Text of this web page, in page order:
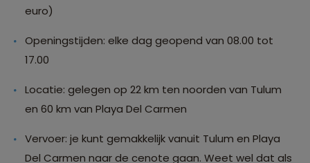
euro)
Openingstijden: elke dag geopend van 08.00 tot
17.00
Locatie: gelegen op 22 km ten noorden van Tulum
en 60 km van Playa Del Carmen
Vervoer: je kunt gemakkelijk vanuit Tulum en Playa
Del Carmen naar de cenote gaan. Weet wel dat als